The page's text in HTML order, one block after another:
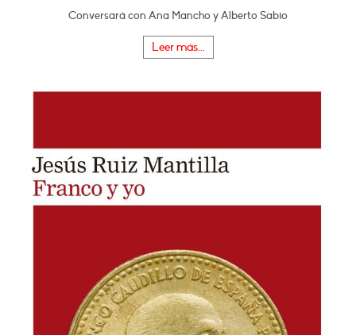
Conversará con Ana Mancho y Alberto Sabio
Leer más...